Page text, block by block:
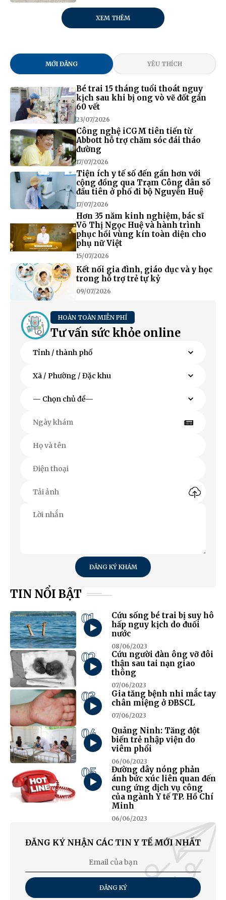
XEM THÊM
MỚI ĐĂNG YÊU THÍCH
Bé trai 15 tháng tuổi thoát nguy
kịch sau khi bị ong vò vẽ đốt gần
60 vết
23/07/2026
Công nghệ iCGM tiên tiến từ
Abbott hỗ trợ chăm sóc đái tháo
đường
17/07/2026
Tiện ích y tế số đến gần hơn với
cộng đồng qua Trạm Công dân số
đầu tiên ở phố đi bộ Nguyễn Huệ
17/07/2026
Hơn 35 năm kinh nghiệm, bác sĩ
Võ Thị Ngọc Huệ và hành trình
phục hồi vùng kín toàn diện cho
phụ nữ Việt
15/07/2026
Kết nối gia đình, giáo dục và y học
trong hỗ trợ trẻ tự kỷ
09/07/2026
HOÀN TOÀN MIỄN PHÍ
Tư vấn sức khỏe online
ĐĂNG KÝ KHÁM
TIN NỔI BẬT
01
Cứu sống bé trai bị suy hô
hấp nguy kịch do đuối
nước
08/06/2023
02
Cứu người đàn ông vỡ đôi
thận sau tai nạn giao
thông
07/06/2023
03
Gia tăng bệnh nhi mắc tay
chân miệng ở ĐBSCL
07/06/2023
04
Quảng Ninh: Tăng đột
biến trẻ nhập viện do
viêm phổi
06/06/2023
05
Đường dây nóng phản
ánh bức xúc liên quan đến
cung ứng dịch vụ công
của ngành Y tế TP. Hồ Chí
Minh
06/06/2023
ĐĂNG KÝ NHẬN CÁC TIN Y TẾ MỚI NHẤT
ĐĂNG KÝ